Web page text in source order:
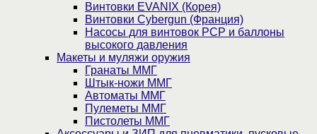
Винтовки EVANIX (Корея)
Винтовки Cybergun (Франция)
Насосы для винтовок PCP и баллоны
высокого давления
Макеты и муляжи оружия
Гранаты ММГ
Штык-ножи ММГ
Автоматы ММГ
Пулеметы ММГ
Пистолеты ММГ